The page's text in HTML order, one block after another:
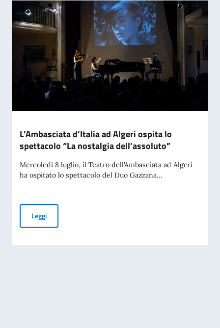
L’Ambasciata d’Italia ad Algeri ospita lo
spettacolo “La nostalgia dell’assoluto”
Mercoledì 8 luglio, il Teatro dell’Ambasciata ad Algeri
ha ospitato lo spettacolo del Duo Gazzana...
LeggiL’Ambasciata d’Italia ad Algeri ospita lo spettacolo “La